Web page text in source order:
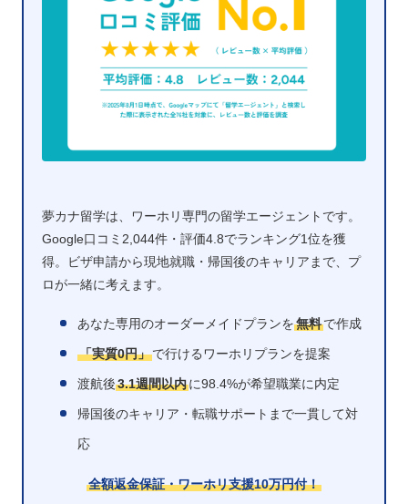
夢カナ留学は、ワーホリ専門の留学エージェントです。
Google口コミ2,044件・評価4.8でランキング1位を獲
得。ビザ申請から現地就職・帰国後のキャリアまで、プ
ロが一緒に考えます。
あなた専用のオーダーメイドプランを無料で作成
「実質0円」で行けるワーホリプランを提案
渡航後3.1週間以内に98.4%が希望職業に内定
帰国後のキャリア・転職サポートまで一貫して対
応
全額返金保証・ワーホリ支援10万円付！